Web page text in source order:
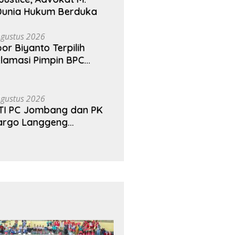
Hukum Berduka
2026
Biyanto Terpilih
Pimpin BPC
Hukum
2026
PC Jombang dan PK
Langgeng